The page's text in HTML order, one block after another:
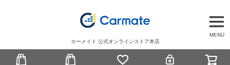
MENU
カーメイト 公式オンラインストア本店